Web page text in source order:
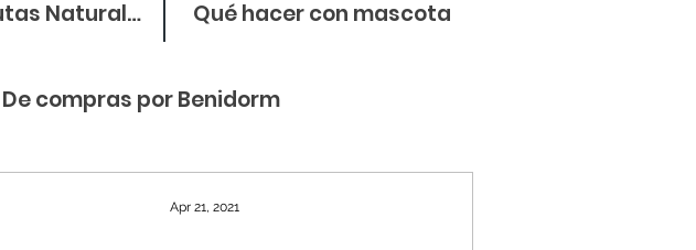
Rutas Naturales Qué hacer con mascota
De compras por Benidorm
Apr 21, 2021